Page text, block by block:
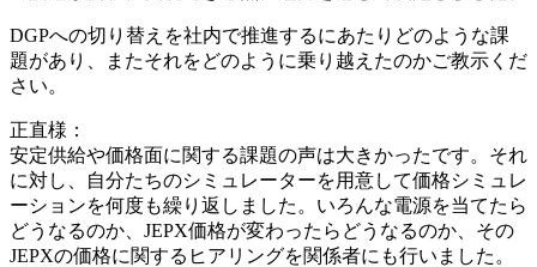
DGPへの切り替えを社内で推進するにあたりどのような課
題があり、またそれをどのように乗り越えたのかご教示くだ
さい。
正直様：
安定供給や価格面に関する課題の声は大きかったです。それ
に対し、自分たちのシミュレーターを用意して価格シミュレ
ーションを何度も繰り返しました。いろんな電源を当てたら
どうなるのか、JEPX価格が変わったらどうなるのか、その
JEPXの価格に関するヒアリングを関係者にも行いました。